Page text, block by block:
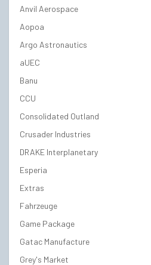
Anvil Aerospace
Aopoa
Argo Astronautics
aUEC
Banu
CCU
Consolidated Outland
Crusader Industries
DRAKE Interplanetary
Esperia
Extras
Fahrzeuge
Game Package
Gatac Manufacture
Grey's Market